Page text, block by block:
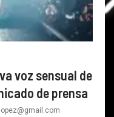
voz sensual de
de prensa